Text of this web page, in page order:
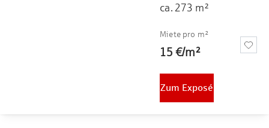
ca. 273 m²
Miete pro m²
15 €/m²
Zum Exposé